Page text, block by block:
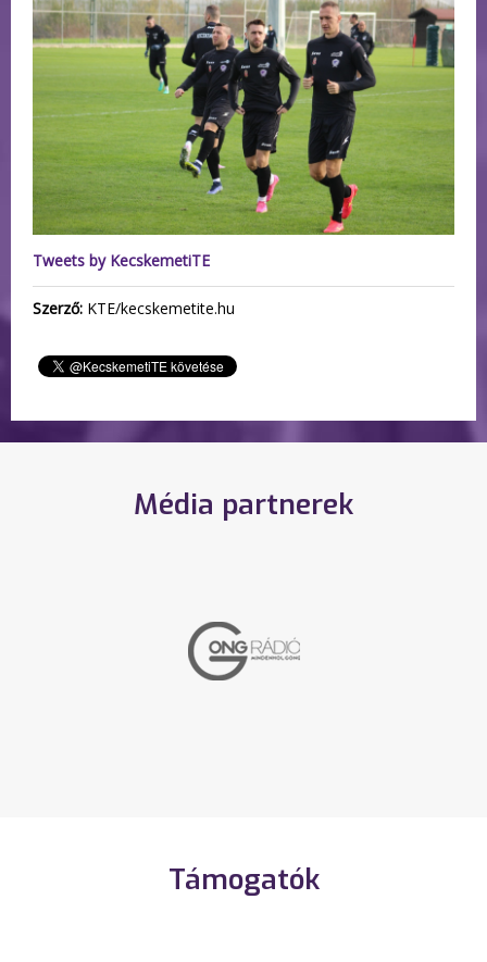
Tweets by KecskemetiTE
Szerző: KTE/kecskemetite.hu
Média partnerek
Támogatók